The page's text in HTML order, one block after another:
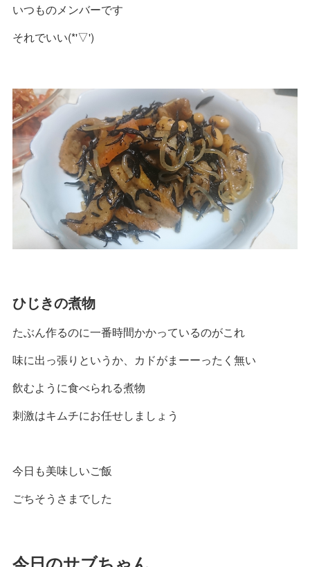
いつものメンバーです
それでいい(*'▽')
ひじきの煮物
たぶん作るのに一番時間かかっているのがこれ
味に出っ張りというか、カドがまーーったく無い
飲むように食べられる煮物
刺激はキムチにお任せしましょう
今日も美味しいご飯
ごちそうさまでした